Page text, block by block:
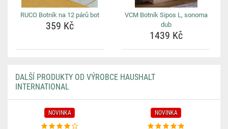
RUCO Botník na 12 párů bot
359 Kč
VCM Botník Sipos L, sonoma
dub
1439 Kč
DALŠÍ PRODUKTY OD VÝROBCE HAUSHALT
INTERNATIONAL
NOVINKA NOVINKA